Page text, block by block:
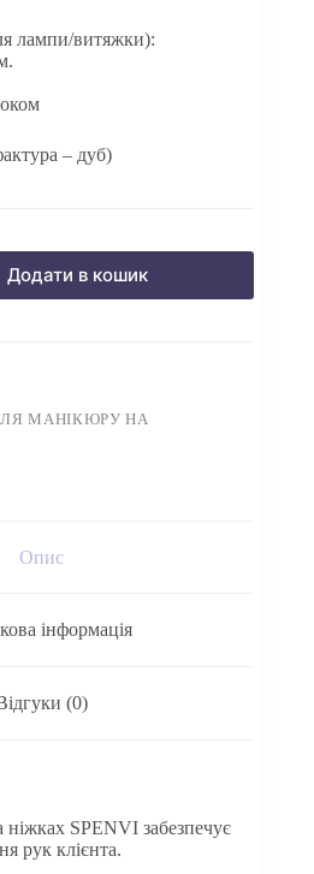
лампи/витяжки):
– дуб)
Додати в кошик
МАНІКЮРУ НА
Опис
інформація
(0)
SPENVI забезпечує
рук клієнта.